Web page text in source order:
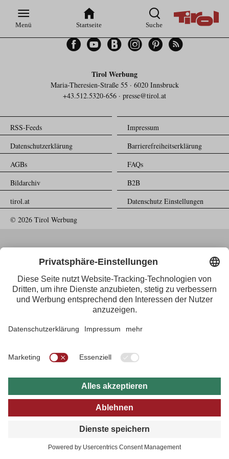
Hauptnavigation
Inhaltsbereich
Menü Startseite Suche
Tirol Werbung
Maria-Theresien-Straße 55 · 6020 Innsbruck
+43.512.5320-656 · presse@tirol.at
RSS-Feeds
Impressum
Datenschutzerklärung
Barrierefreiheitserklärung
AGBs
FAQs
Bildarchiv
B2B
tirol.at
Datenschutz Einstellungen
FacebookYouTubeBloggerInstagramPinterestFeed
© 2026 Tirol Werbung